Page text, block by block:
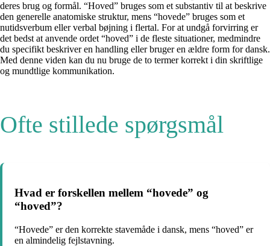
deres brug og formål. “Hoved” bruges som et substantiv til at beskrive
den generelle anatomiske struktur, mens “hovede” bruges som et
nutidsverbum eller verbal bøjning i flertal. For at undgå forvirring er
det bedst at anvende ordet “hoved” i de fleste situationer, medmindre
du specifikt beskriver en handling eller bruger en ældre form for dansk.
Med denne viden kan du nu bruge de to termer korrekt i din skriftlige
og mundtlige kommunikation.
Ofte stillede spørgsmål
Hvad er forskellen mellem “hovede” og
“hoved”?
“Hovede” er den korrekte stavemåde i dansk, mens “hoved” er
en almindelig fejlstavning.